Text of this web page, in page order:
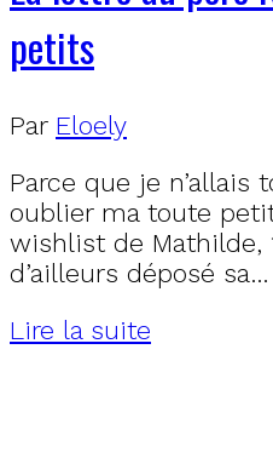
petits
Par Eloely
Parce que je n’allais
oublier ma toute
wishlist de Mathilde,
d’ailleurs déposé sa…
Lire la suite